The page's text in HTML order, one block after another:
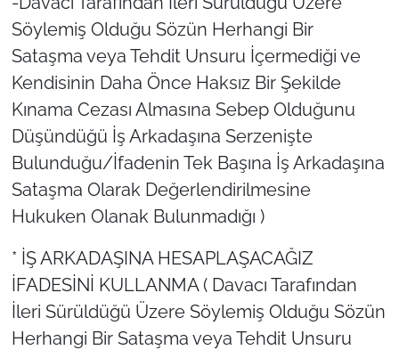
Söylemiş Olduğu Sözün Herhangi Bir
Sataşma veya Tehdit Unsuru İçermediği ve
Kendisinin Daha Önce Haksız Bir Şekilde
Kınama Cezası Almasına Sebep Olduğunu
Düşündüğü İş Arkadaşına Serzenişte
Bulunduğu/İfadenin Tek Başına İş Arkadaşına
Sataşma Olarak Değerlendirilmesine
Hukuken Olanak Bulunmadığı )
* İŞ ARKADAŞINA HESAPLAŞACAĞIZ
İFADESİNİ KULLANMA ( Davacı Tarafından
İleri Sürüldüğü Üzere Söylemiş Olduğu Sözün
Herhangi Bir Sataşma veya Tehdit Unsuru